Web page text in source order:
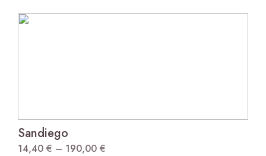
Sandiego
14,40 € – 190,00 €